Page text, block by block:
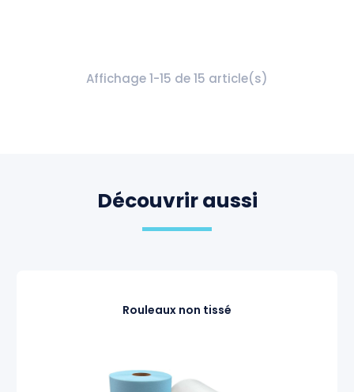
Affichage 1-15 de 15 article(s)
Découvrir aussi
Rouleaux non tissé